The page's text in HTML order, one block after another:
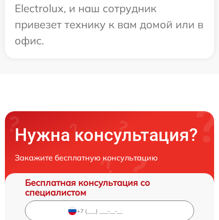
Electrolux, и наш сотрудник
привезет технику к вам домой или в
офис.
Нужна консультация?
Закажите бесплатную консультацию
Бесплатная консультация со
специалистом